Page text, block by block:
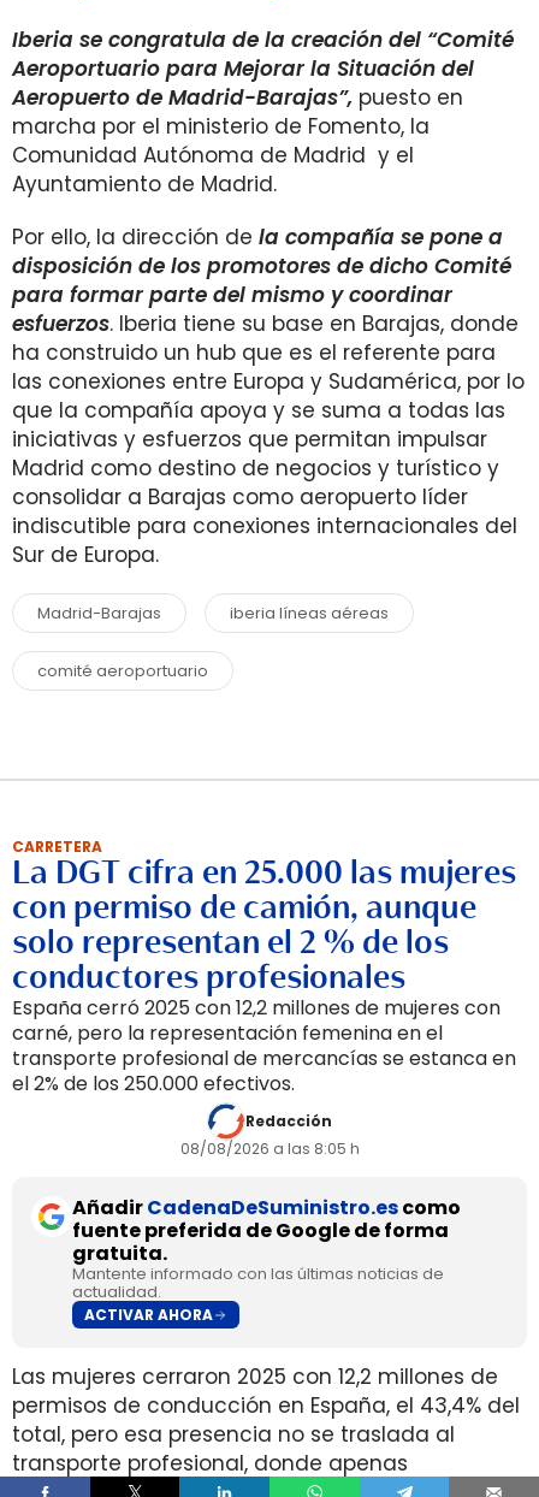
Iberia se congratula de la creación del “Comité
Aeroportuario para Mejorar la Situación del
Aeropuerto de Madrid-Barajas”, puesto en
marcha por el ministerio de Fomento, la
Comunidad Autónoma de Madrid y el
Ayuntamiento de Madrid.
Por ello, la dirección de la compañía se pone a
disposición de los promotores de dicho Comité
para formar parte del mismo y coordinar
esfuerzos. Iberia tiene su base en Barajas, donde
ha construido un hub que es el referente para
las conexiones entre Europa y Sudamérica, por lo
que la compañía apoya y se suma a todas las
iniciativas y esfuerzos que permitan impulsar
Madrid como destino de negocios y turístico y
consolidar a Barajas como aeropuerto líder
indiscutible para conexiones internacionales del
Sur de Europa.
Madrid-Barajas iberia líneas aéreas
comité aeroportuario
CARRETERA
La DGT cifra en 25.000 las mujeres
con permiso de camión, aunque
solo representan el 2 % de los
conductores profesionales
España cerró 2025 con 12,2 millones de mujeres con
carné, pero la representación femenina en el
transporte profesional de mercancías se estanca en
el 2% de los 250.000 efectivos.
Redacción
08/08/2026 a las 8:05 h
AñadirCadenaDeSuministro.escomo
fuente preferida de Google de forma
gratuita.
Mantente informado con las últimas noticias de
actualidad.
ACTIVAR AHORA
Las mujeres cerraron 2025 con 12,2 millones de
permisos de conducción en España, el 43,4% del
total, pero esa presencia no se traslada al
transporte profesional, donde apenas